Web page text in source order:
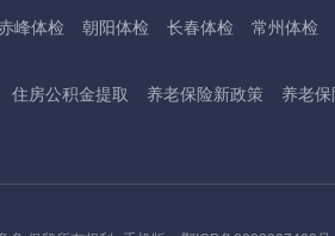
峰体检 朝阳体检 长春体检 常州体检
广州体检 桂林体检 贵港体检 广元体检
中体检 锦州体检 吉林体检 齐齐哈尔
住房公积金提取 养老保险新政策 养老保